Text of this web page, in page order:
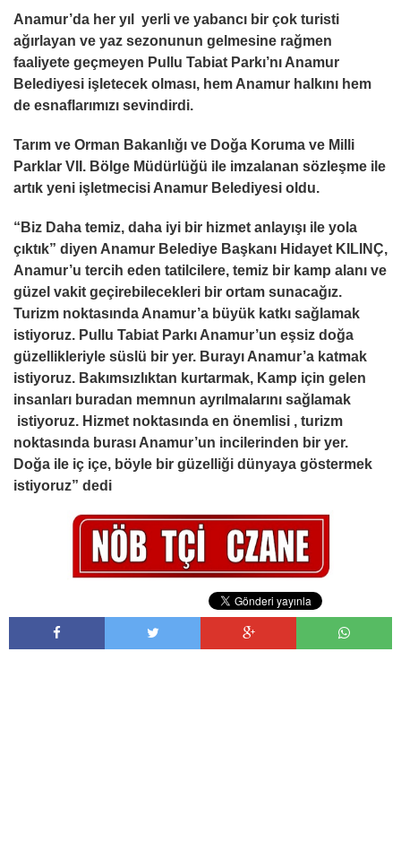
Anamur’da her yıl yerli ve yabancı bir çok turisti
ağırlayan ve yaz sezonunun gelmesine rağmen
faaliyete geçmeyen Pullu Tabiat Parkı’nı Anamur
Belediyesi işletecek olması, hem Anamur halkını hem
de esnaflarımızı sevindirdi.
Tarım ve Orman Bakanlığı ve Doğa Koruma ve Milli
Parklar VII. Bölge Müdürlüğü ile imzalanan sözleşme ile
artık yeni işletmecisi Anamur Belediyesi oldu.
“Biz Daha temiz, daha iyi bir hizmet anlayışı ile yola
çıktık” diyen Anamur Belediye Başkanı Hidayet KILINÇ,
Anamur’u tercih eden tatilcilere, temiz bir kamp alanı ve
güzel vakit geçirebilecekleri bir ortam sunacağız.
Turizm noktasında Anamur’a büyük katkı sağlamak
istiyoruz. Pullu Tabiat Parkı Anamur’un eşsiz doğa
güzellikleriyle süslü bir yer. Burayı Anamur’a katmak
istiyoruz. Bakımsızlıktan kurtarmak, Kamp için gelen
insanları buradan memnun ayrılmalarını sağlamak
istiyoruz. Hizmet noktasında en önemlisi , turizm
noktasında burası Anamur’un incilerinden bir yer.
Doğa ile iç içe, böyle bir güzelliği dünyaya göstermek
istiyoruz” dedi